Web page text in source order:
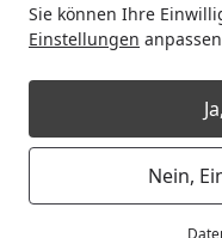
Sie können Ihre
Einstellungen
Nein,
Wählen Sie